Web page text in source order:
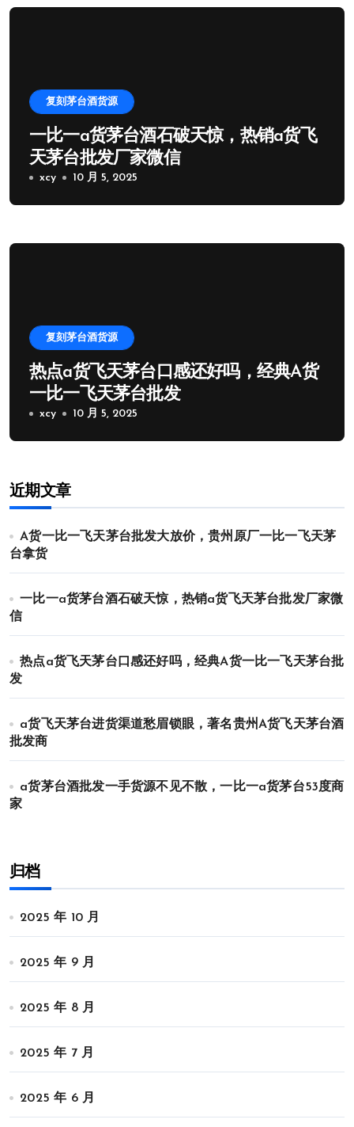
复刻茅台酒货源
一比一a货茅台酒石破天惊，热销a货飞
天茅台批发厂家微信
xcy 10 月 5, 2025
复刻茅台酒货源
热点a货飞天茅台口感还好吗，经典A货
一比一飞天茅台批发
xcy 10 月 5, 2025
近期文章
A货一比一飞天茅台批发大放价，贵州原厂一比一飞天茅
台拿货
一比一a货茅台酒石破天惊，热销a货飞天茅台批发厂家微
信
热点a货飞天茅台口感还好吗，经典A货一比一飞天茅台批
发
a货飞天茅台进货渠道愁眉锁眼，著名贵州A货飞天茅台酒
批发商
a货茅台酒批发一手货源不见不散，一比一a货茅台53度商
家
归档
2025 年 10 月
2025 年 9 月
2025 年 8 月
2025 年 7 月
2025 年 6 月